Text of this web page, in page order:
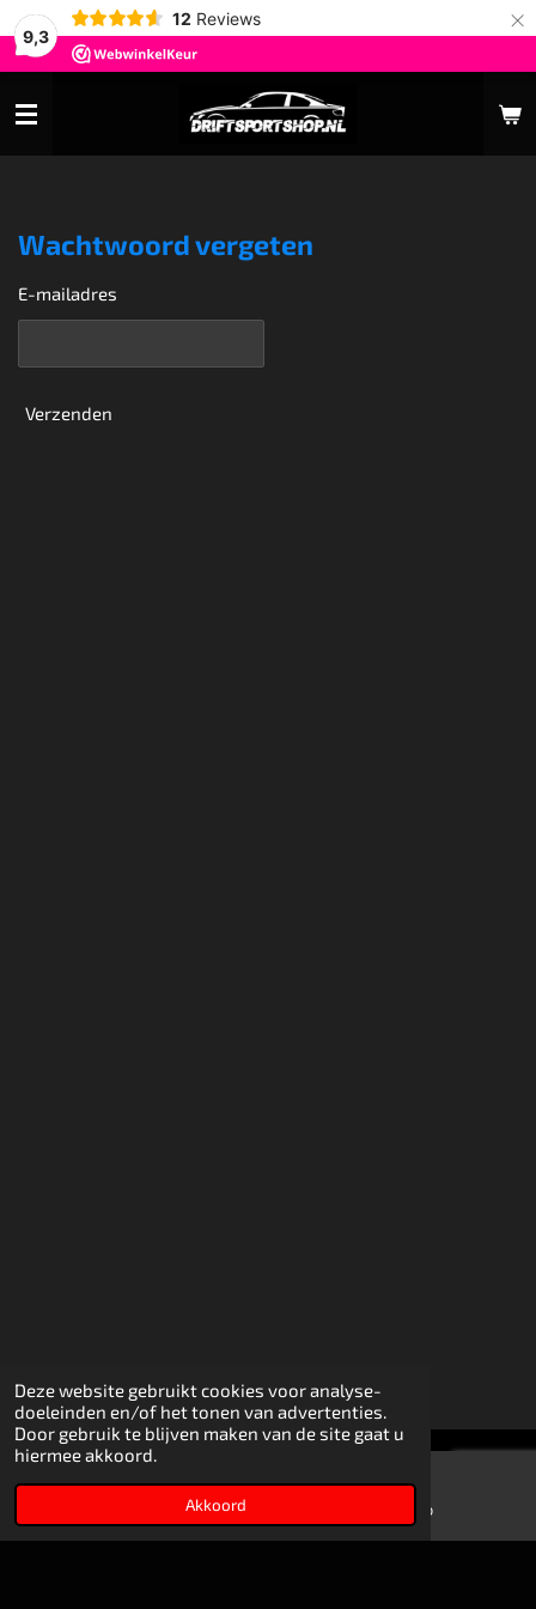
Deze website gebruikt cookies voor analyse-
doeleinden en/of het tonen van advertenties.
Door gebruik te blijven maken van de site gaat u
hiermee akkoord.
Akkoord
9,3
12 Reviews ×
Wachtwoord vergeten
E-mailadres
Verzenden
WhatsApp